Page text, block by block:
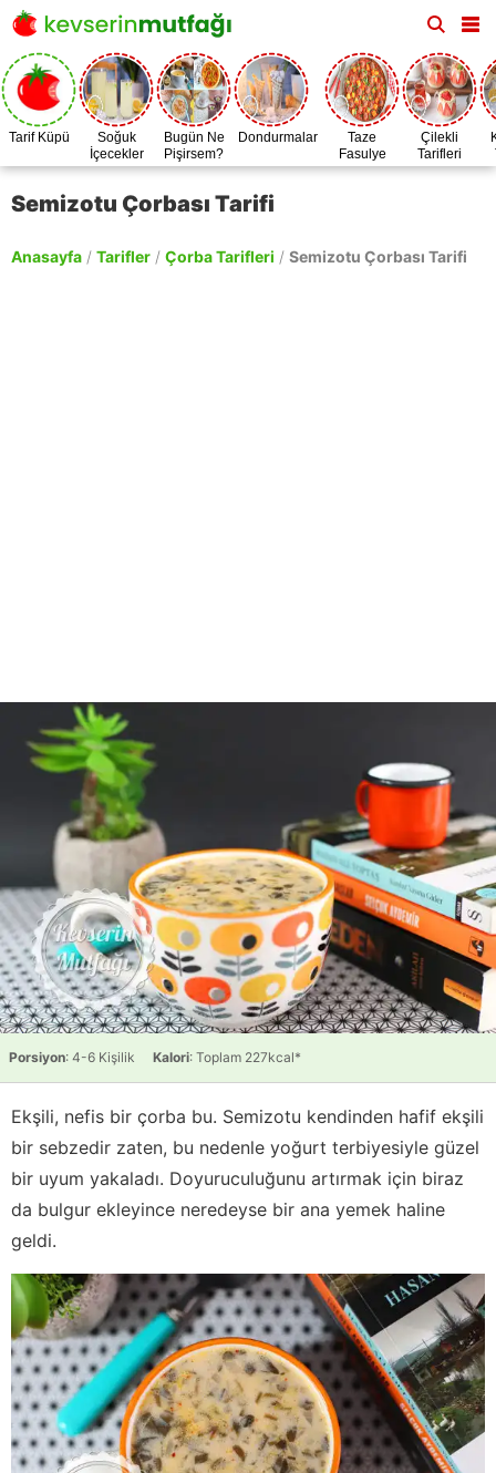
Tarif Küpü
Soğuk
İçecekler
Bugün Ne
Pişirsem?
Dondurmalar
Taze
Fasulye
Zamanı
Çilekli
Tarifleri
Semizotu Çorbası Tarifi
Anasayfa / Tarifler / Çorba Tarifleri / Semizotu Çorbası Tarifi
Porsiyon: 4-6 Kişilik Kalori: Toplam 227kcal*
Ekşili, nefis bir çorba bu. Semizotu kendinden hafif ekşili
bir sebzedir zaten, bu nedenle yoğurt terbiyesiyle güzel
bir uyum yakaladı. Doyuruculuğunu artırmak için biraz
da bulgur ekleyince neredeyse bir ana yemek haline
geldi.